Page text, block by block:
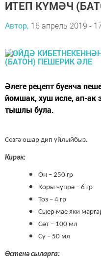
ИТЕП КҮМӘЧ
Автор, 16 апрель 2019 -
Әлеге рецепт буенча
йомшак, хуш исле, ап-ак
тышлы була.
Сезгә ошар дип уйлыйбыз.
Кирәк:
Он – 250 гр
Коры чүпрә – 6 гр
Тоз – 4 гр
Сыер мае яки
Сөт – 100 мл
Су – 50 мл
Өстенә сыларга: